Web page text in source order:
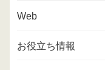
Web
お役立ち情報